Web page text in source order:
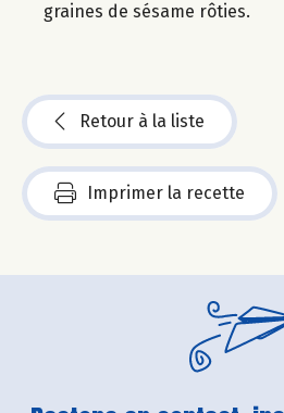
graines de sésame rôties.
Retour à la liste
Imprimer la recette